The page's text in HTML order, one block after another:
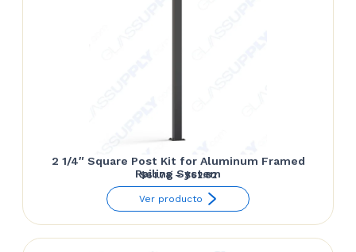
2 1/4″ Square Post Kit for Aluminum Framed
Railing System
$61.78 – $62.82Price
range:
through
Ver producto